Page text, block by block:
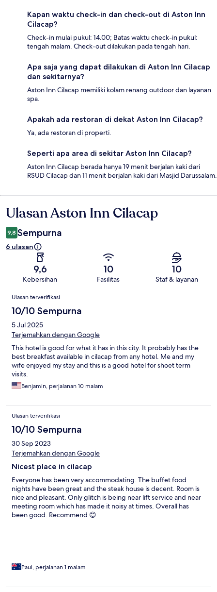
Kapan waktu check-in dan check-out di Aston Inn
Cilacap?
Check-in mulai pukul: 14.00; Batas waktu check-in pukul:
tengah malam. Check-out dilakukan pada tengah hari.
Apa saja yang dapat dilakukan di Aston Inn Cilacap
dan sekitarnya?
Aston Inn Cilacap memiliki kolam renang outdoor dan layanan
spa.
Apakah ada restoran di dekat Aston Inn Cilacap?
Ya, ada restoran di properti.
Seperti apa area di sekitar Aston Inn Cilacap?
Aston Inn Cilacap berada hanya 19 menit berjalan kaki dari
RSUD Cilacap dan 11 menit berjalan kaki dari Masjid Darussalam.
Ulasan
Ulasan Aston Inn Cilacap
9,8 Sempurna
6 ulasan
9,6
Kebersihan
10
Fasilitas
10
Staf & layanan
Ulasan
Ulasan terverifikasi
10/10 Sempurna
5 Jul 2025
Terjemahkan dengan Google
This hotel is good for what it has in this city. It probably has the
best breakfast available in cilacap from any hotel. Me and my
wife enjoyed my stay and this is a good hotel for shoet term
visits.
Benjamin, perjalanan 10 malam
Ulasan terverifikasi
10/10 Sempurna
30 Sep 2023
Terjemahkan dengan Google
Nicest place in cilacap
Everyone has been very accommodating. The buffet food
nights have been great and the steak house is decent. Room is
nice and pleasant. Only glitch is being near lift service and near
meeting room which has made it noisy at times. Overall has
been good. Recommend 😊
Paul, perjalanan 1 malam